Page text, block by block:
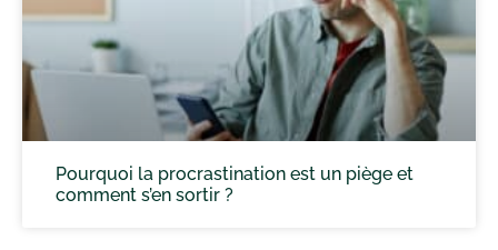
Pourquoi la procrastination est un piège et
comment s’en sortir ?